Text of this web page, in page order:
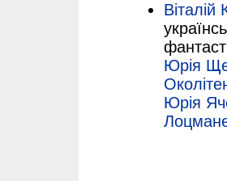
Віталій
Юрія
Юрія